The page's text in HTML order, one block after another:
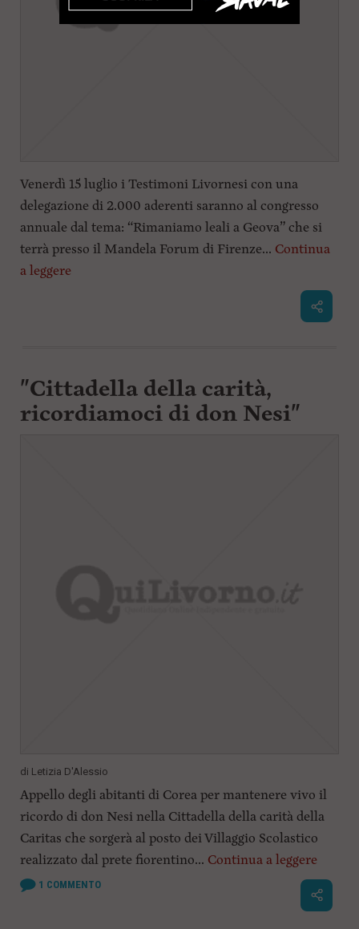
Venerdì 15 luglio i Testimoni Livornesi con una
delegazione di 2.000 aderenti saranno al congresso
annuale dal tema: “Rimaniamo leali a Geova” che si
terrà presso il Mandela Forum di Firenze... Continua
a leggere
"Cittadella della carità,
ricordiamoci di don Nesi"
di Letizia D'Alessio
Appello degli abitanti di Corea per mantenere vivo il
ricordo di don Nesi nella Cittadella della carità della
Caritas che sorgerà al posto dei Villaggio Scolastico
realizzato dal prete fiorentino... Continua a leggere
1 COMMENTO